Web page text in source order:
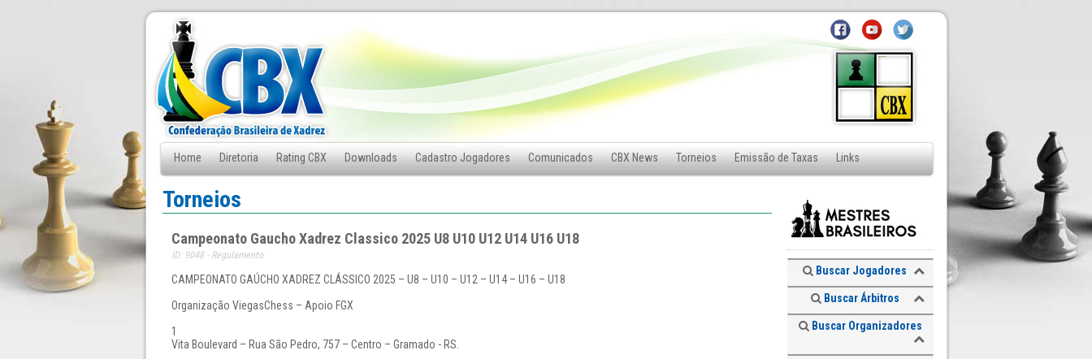
Home Diretoria Rating CBX Downloads Cadastro Jogadores Comunicados CBX News Torneios Emissão de Taxas Links
Fale Conosco
Torneios
Campeonato Gaucho Xadrez Classico 2025 U8 U10 U12 U14 U16 U18
ID: 9048 - Regulamento
CAMPEONATO GAÚCHO XADREZ CLÁSSICO 2025 – U8 – U10 – U12 – U14 – U16 – U18
Organização ViegasChess – Apoio FGX
1
Vita Boulevard – Rua São Pedro, 757 – Centro – Gramado - RS.
Buscar Jogadores
Buscar Árbitros
Buscar Organizadores